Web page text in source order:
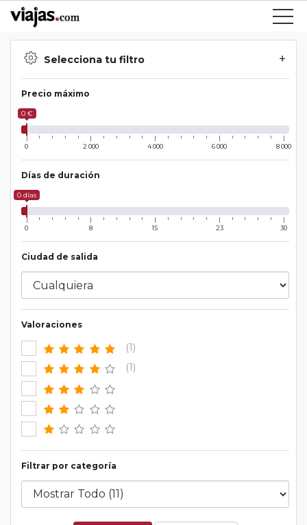
Selecciona tu filtro
Precio máximo
0 €
0 2 000 4 000 6 000 8 000
Días de duración
0 días
0 8 15 23 30
Ciudad de salida
Valoraciones
(1)
(1)
Filtrar por categoría